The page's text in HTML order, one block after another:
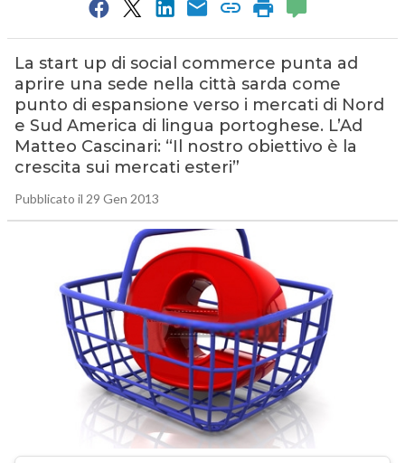
La start up di social commerce punta ad
aprire una sede nella città sarda come
punto di espansione verso i mercati di Nord
e Sud America di lingua portoghese. L’Ad
Matteo Cascinari: “Il nostro obiettivo è la
crescita sui mercati esteri”
Pubblicato il 29 Gen 2013